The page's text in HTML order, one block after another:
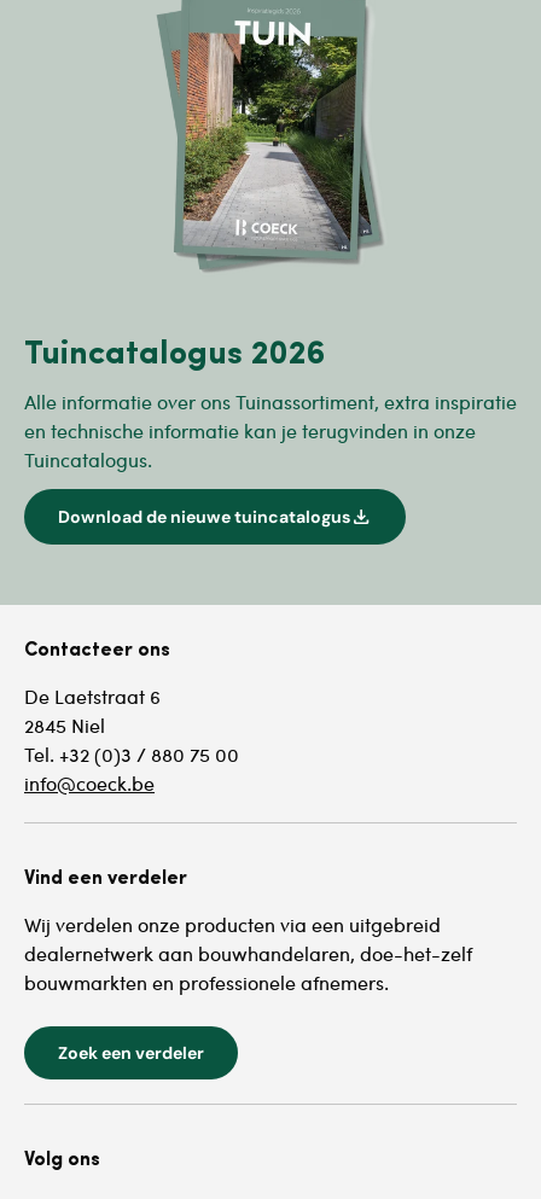
Tuincatalogus 2026
Alle informatie over ons Tuinassortiment, extra inspiratie
en technische informatie kan je terugvinden in onze
Tuincatalogus.
Download de nieuwe tuincatalogusdownload
Contacteer ons
De Laetstraat 6
2845 Niel
Tel. +32 (0)3 / 880 75 00
info@coeck.be
Vind een verdeler
Wij verdelen onze producten via een uitgebreid
dealernetwerk aan bouwhandelaren, doe-het-zelf
bouwmarkten en professionele afnemers.
Zoek een verdeler
Volg ons